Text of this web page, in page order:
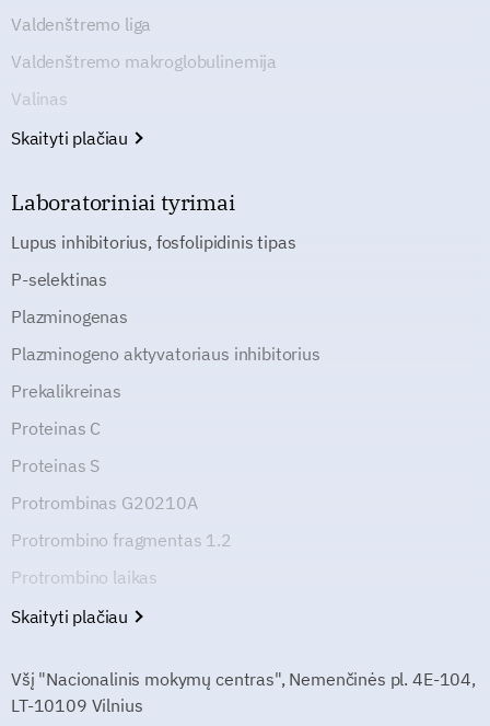
Valdenštremo liga
Valdenštremo makroglobulinemija
Valinas
Skaityti plačiau
Laboratoriniai tyrimai
Lupus inhibitorius, fosfolipidinis tipas
P-selektinas
Plazminogenas
Plazminogeno aktyvatoriaus inhibitorius
Prekalikreinas
Proteinas C
Proteinas S
Protrombinas G20210A
Protrombino fragmentas 1.2
Protrombino laikas
Skaityti plačiau
Všį "Nacionalinis mokymų centras", Nemenčinės pl. 4E-104,
LT-10109 Vilnius